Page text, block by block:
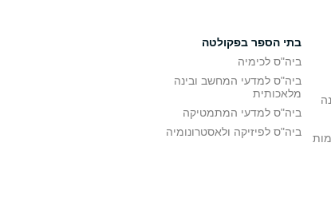
בתי הספר בפקולטה
ביה"ס לכימיה
ביה"ס למדעי המחשב ובינה
מלאכותית
ביה"ס למדעי המתמטיקה
ביה"ס לפיזיקה ולאסטרונומיה